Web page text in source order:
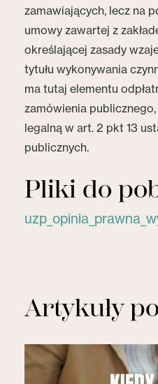
zamawiających, lecz na
umowy zawartej z
określającej zasady
tytułu wykonywania
ma tutaj elementu
zamówienia
legalną w art. 2 pkt 13
publicznych.
Pliki do
Artykuły